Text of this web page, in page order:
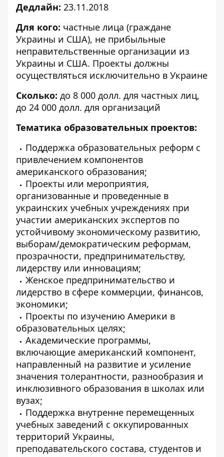
Дедлайн: 23.11.2018
Для кого: частные лица (граждане
Украины и США), не прибыльные
неправительственные организации из
Украины и США. Проекты должны
осуществляться исключительно в Украине
Сколько: до 8 000 долл. для частных лиц,
до 24 000 долл. для организаций
Тематика образовательных проектов:
Поддержка образовательных реформ с
привлечением компонентов
американского образования;
Проекты или мероприятия,
организованные и проведенные в
украинских учебных учреждениях при
участии американских экспертов по
устойчивому экономическому развитию,
выборам/демократическим реформам,
прозрачности, предпринимательству,
лидерству или инновациям;
Женское предпринимательство и
лидерство в сфере коммерции, финансов,
экономики;
Проекты по изучению Америки в
образовательных целях;
Академические программы,
включающие американский компонент,
направленный на развитие и усиление
значения толерантности, разнообразия и
инклюзивного образования в школах или
вузах;
Поддержка внутренне перемещенных
учебных заведений с оккупированных
территорий Украины,
преподавательского состава, студентов и